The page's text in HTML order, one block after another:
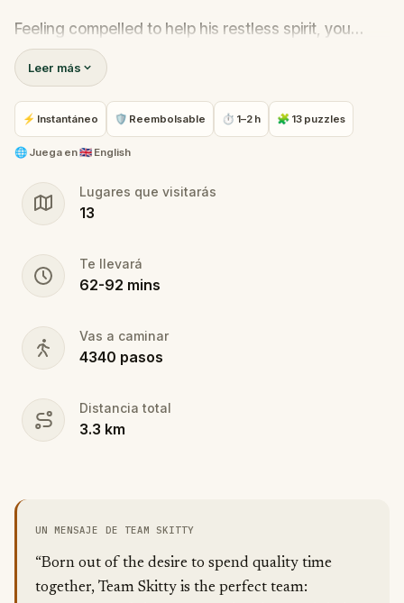
Feeling compelled to help his restless spirit, you
decide to seek out his ghost in Brăila's Big Square.
You meet Nicușor’s ghost, who reveals he cannot
find peace due to the traumas and memories
holding him back.
who tormented him, so you assist Nicușor’s ghost in
confronting his abusers.
Leer más
⚡ Instantáneo 🛡 Reembolsable ⏱ 1–2 h 🧩 13 puzzles
🌐 Juega en🇬🇧 English
Lugares que visitarás
13
Te llevará
62-92 mins
Vas a caminar
4340 pasos
Distancia total
3.3 km
UN MENSAJE DE TEAM SKITTY
“Born out of the desire to spend quality time
together, Team Skitty is the perfect team: